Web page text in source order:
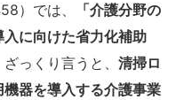
）では、
「介護分野の
に向けた省力化補助
っくり言うと、 清掃ロ
器を導入する介護事業